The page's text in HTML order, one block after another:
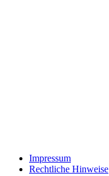
Impressum
Rechtliche Hinweise